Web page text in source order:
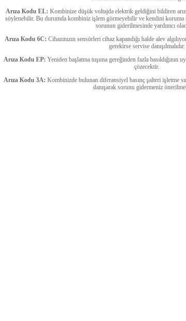
Arıza Kodu EL: Kombinize düşük voltajda elektrik geldiğini bildiren
söylenebilir. Bu durumda kombiniz işlem görmeyebilir ve kendini koruma
sorunun giderilmesinde yardımcı
Arıza Kodu 6C: Cihazınızın sensörleri cihaz kapandığı halde alev
gerekirse servise danışılmalıdır.
Arıza Kodu EP: Yeniden başlatma tuşuna gereğinden fazla basıldığının
çözecektir.
Arıza Kodu 3A: Kombinizde bulunan diferansiyel basınç şalteri işletme
danışarak sorunu gidermeniz